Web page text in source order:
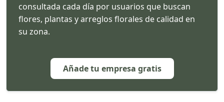
consultada cada día por usuarios que buscan
flores, plantas y arreglos florales de calidad en
su zona.
Añade tu empresa gratis